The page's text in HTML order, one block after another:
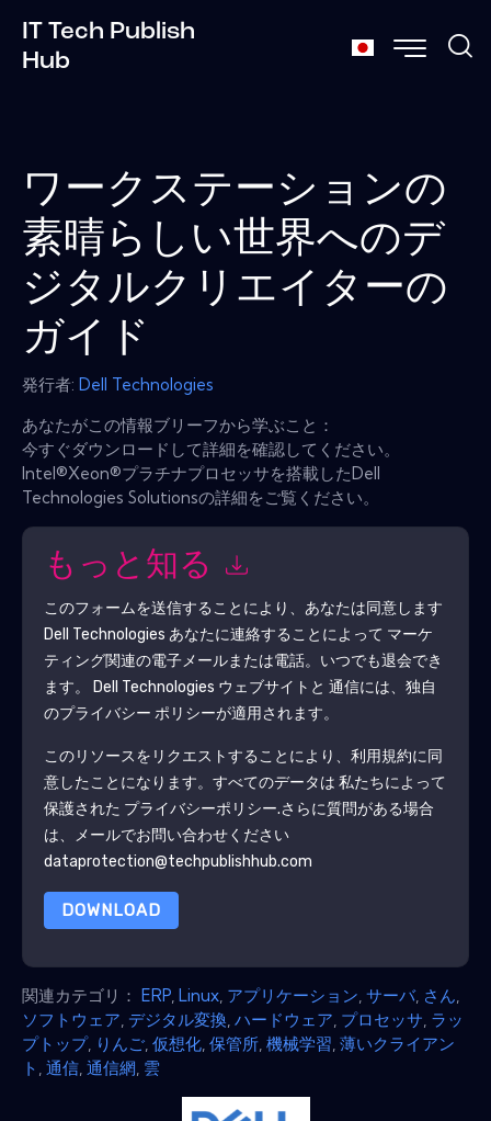
IT Tech Publish
Hub
ワークステーションの
素晴らしい世界へのデ
ジタルクリエイターの
ガイド
発行者: Dell Technologies
あなたがこの情報ブリーフから学ぶこと：
今すぐダウンロードして詳細を確認してください。
Intel®Xeon®プラチナプロセッサを搭載したDell
Technologies Solutionsの詳細をご覧ください。
もっと知る
このフォームを送信することにより、あなたは同意します
Dell Technologies あなたに連絡することによって マーケ
ティング関連の電子メールまたは電話。いつでも退会でき
ます。
Dell Technologies ウェブサイトと 通信には、独自
のプライバシー ポリシーが適用されます。
このリソースをリクエストすることにより、利用規約に同
意したことになります。すべてのデータは 私たちによって
保護された プライバシーポリシー.さらに質問がある場合
は、メールでお問い合わせください
dataprotection@techpublishhub.com
DOWNLOAD
関連カテゴリ： ERP Linux アプリケーション サーバ, さん
ソフトウェア デジタル変換 ハードウェア プロセッサ ラッ
プトップ, りんご 仮想化 保管所 機械学習 薄いクライアン
ト 通信 通信網 雲